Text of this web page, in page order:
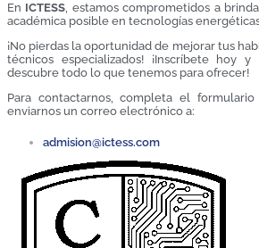
En ICTESS, estamos comprometidos a
académica posible en tecnologías
¡No pierdas la oportunidad de mejorar tus
técnicos especializados! ¡Inscríbete hoy
descubre todo lo que tenemos para ofrecer!
Para contactarnos, completa el
enviarnos un correo electrónico a:
admision@ictess.com